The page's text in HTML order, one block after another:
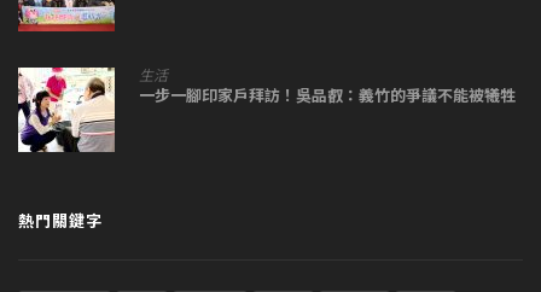
生活
一步一腳印家戶拜訪！吳品叡：義竹的爭議不能被犧牲
熱門關鍵字